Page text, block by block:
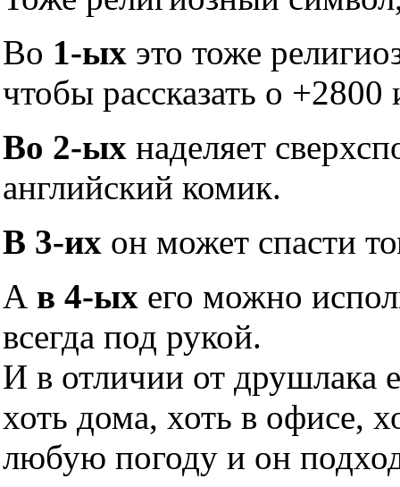
Во 1-ых это тоже
чтобы рассказать о +2800
Во 2-ых наделяет
английский комик.
В 3-их он может спасти
А в 4-ых его можно
всегда под рукой.
И в отличии от друшлака
хоть дома, хоть в офисе,
любую погоду и он